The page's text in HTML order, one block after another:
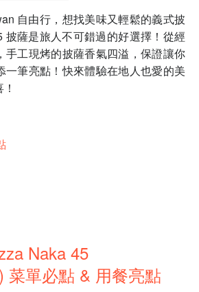
自由行，想找美味又輕鬆的義式披
披薩是旅人不可錯過的好選擇！從經
手工現烤的披薩香氣四溢，保證讓你
一筆亮點！快來體驗在地人也愛的美
Naka 45
菜單必點 & 用餐亮點